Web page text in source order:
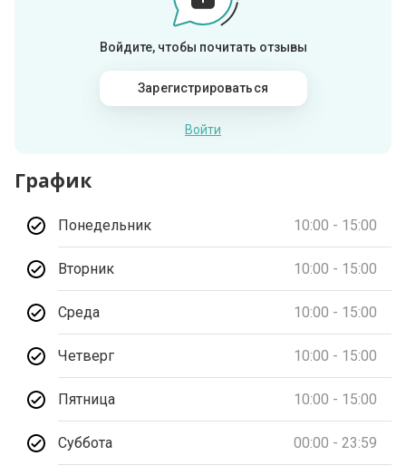
Войдите, чтобы почитать отзывы
Зарегистрироваться
Войти
График
Понедельник 10:00 - 15:00
Вторник 10:00 - 15:00
Среда 10:00 - 15:00
Четверг 10:00 - 15:00
Пятница 10:00 - 15:00
Суббота 00:00 - 23:59